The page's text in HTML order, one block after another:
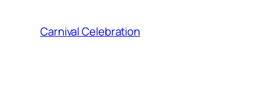
Carnival Celebration